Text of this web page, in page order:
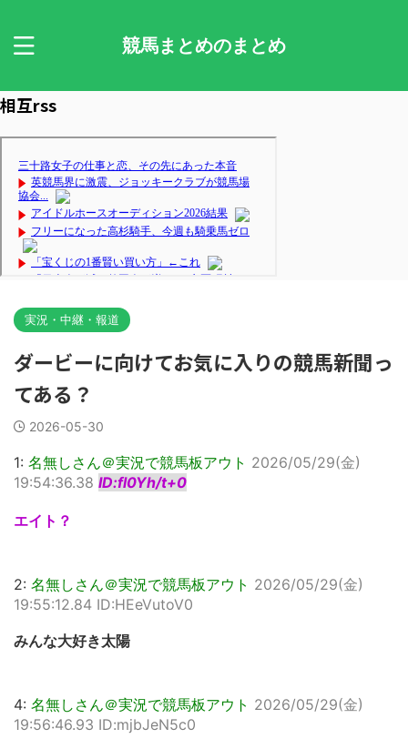
競馬まとめのまとめ
相互rss
実況・中継・報道
ダービーに向けてお気に入りの競馬新聞っ
てある？
2026-05-30
1: 名無しさん＠実況で競馬板アウト 2026/05/29(金)
19:54:36.38 ID:fl0Yh/t+0
エイト？
2: 名無しさん＠実況で競馬板アウト 2026/05/29(金)
19:55:12.84 ID:HEeVutoV0
みんな大好き太陽
4: 名無しさん＠実況で競馬板アウト 2026/05/29(金)
19:56:46.93 ID:mjbJeN5c0